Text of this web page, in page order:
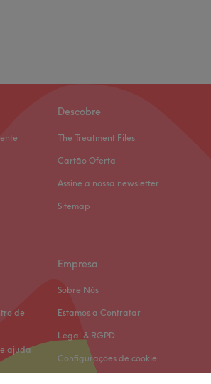
Descobre
The Treatment Files
Cartão Oferta
Assine a nossa newsletter
Sitemap
de
ajuda
Empresa
Sobre Nós
Estamos a Contratar
Legal & RGPD
Configurações de cookie